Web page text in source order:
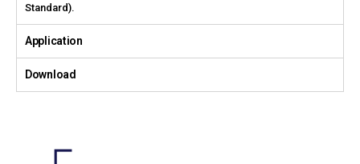
Standard).
Application
Download